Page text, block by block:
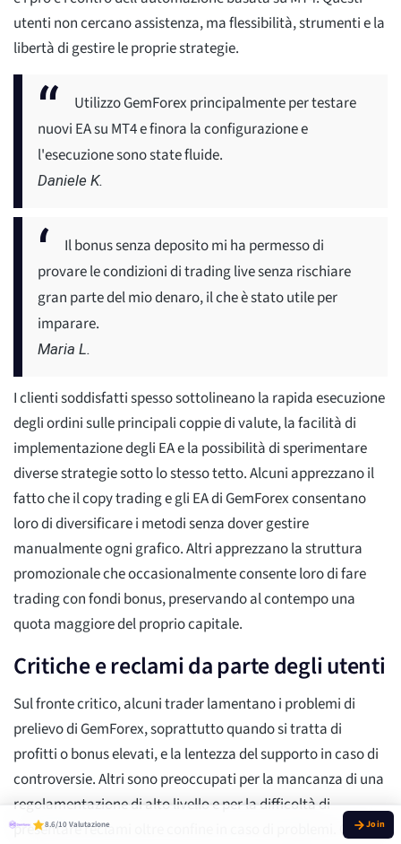
utenti non cercano assistenza, ma flessibilità, strumenti e la
libertà di gestire le proprie strategie.
Utilizzo GemForex principalmente per testare
nuovi EA su MT4 e finora la configurazione e
l'esecuzione sono state fluide.
Daniele K.
Il bonus senza deposito mi ha permesso di
provare le condizioni di trading live senza rischiare
gran parte del mio denaro, il che è stato utile per
imparare.
Maria L.
I clienti soddisfatti spesso sottolineano la rapida esecuzione
degli ordini sulle principali coppie di valute, la facilità di
implementazione degli EA e la possibilità di sperimentare
diverse strategie sotto lo stesso tetto. Alcuni apprezzano il
fatto che il copy trading e gli EA di GemForex consentano
loro di diversificare i metodi senza dover gestire
manualmente ogni grafico. Altri apprezzano la struttura
promozionale che occasionalmente consente loro di fare
trading con fondi bonus, preservando al contempo una
quota maggiore del proprio capitale.
Critiche e reclami da parte degli utenti
Sul fronte critico, alcuni trader lamentano i problemi di
prelievo di GemForex, soprattutto quando si tratta di
profitti o bonus elevati, e la lentezza del supporto in caso di
controversie. Altri sono preoccupati per la mancanza di una
regolamentazione di alto livello e per la difficoltà di
presentare reclami oltre confine in caso di problemi. Queste
8.6/10 Valutazione